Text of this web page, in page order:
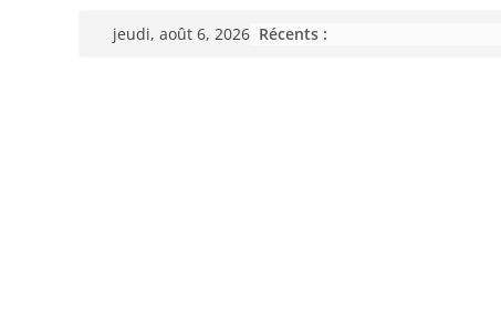
Passerjeudi, août 6, 2026 Récents :